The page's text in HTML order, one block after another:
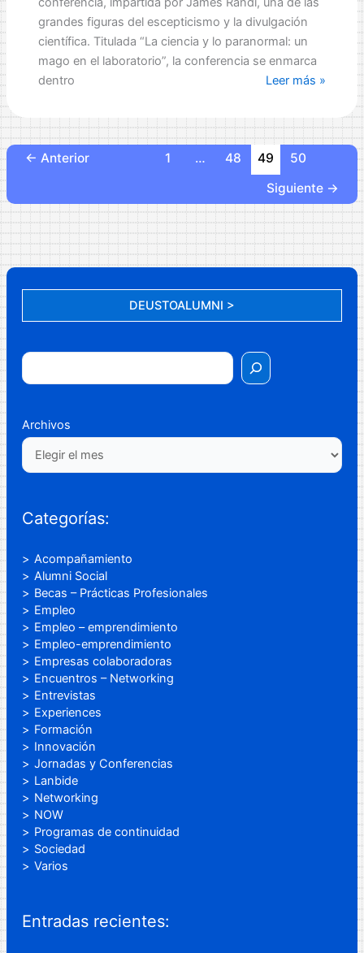
DEUSTOALUMNI >
Archivos
Categorías:
Acompañamiento
Alumni Social
Becas – Prácticas Profesionales
Empleo
Empleo – emprendimiento
Empleo-emprendimiento
Empresas colaboradoras
Encuentros – Networking
Entrevistas
Experiences
Formación
Innovación
Jornadas y Conferencias
Lanbide
Networking
NOW
Programas de continuidad
Sociedad
Varios
Entradas recientes:
grandes figuras del escepticismo y la divulgación
científica. Titulada “La ciencia y lo paranormal: un
mago en el laboratorio”, la conferencia se enmarca
dentro
Ilusionismo
el
Laboratorio:
Relación
entre
Magia
y
Psicología
Leer más »
← Anterior 1 … 48 49
50
Siguiente →